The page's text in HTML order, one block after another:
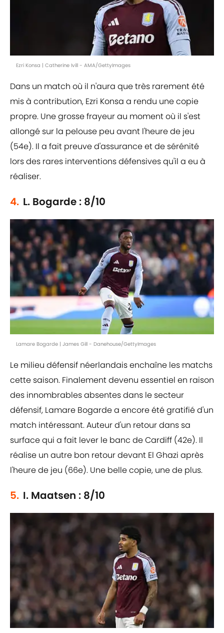
Ezri Konsa | Catherine Ivill - AMA/GettyImages
Dans un match où il n'aura que très rarement été
mis à contribution, Ezri Konsa a rendu une copie
propre. Une grosse frayeur au moment où il s'est
allongé sur la pelouse peu avant l'heure de jeu
(54e). Il a fait preuve d'assurance et de sérénité
lors des rares interventions défensives qu'il a eu à
réaliser.
4. L. Bogarde : 8/10
Lamare Bogarde | James Gill - Danehouse/GettyImages
Le milieu défensif néerlandais enchaîne les matchs
cette saison. Finalement devenu essentiel en raison
des innombrables absentes dans le secteur
défensif, Lamare Bogarde a encore été gratifié d'un
match intéressant. Auteur d'un retour dans sa
surface qui a fait lever le banc de Cardiff (42e). Il
réalise un autre bon retour devant El Ghazi après
l'heure de jeu (66e). Une belle copie, une de plus.
5. I. Maatsen : 8/10